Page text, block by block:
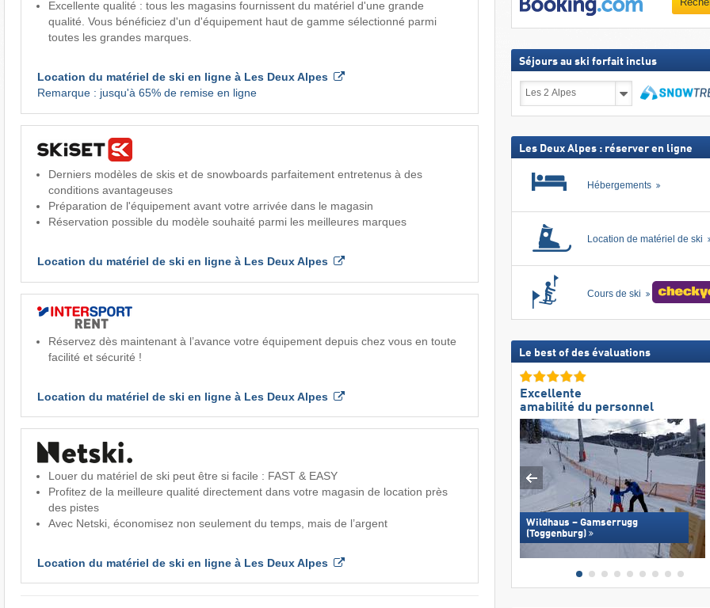
Excellente qualité : tous les magasins fournissent du matériel d'une grande
qualité. Vous bénéficiez d'un d'équipement haut de gamme sélectionné parmi
toutes les grandes marques.
Location du matériel de ski en ligne à Les Deux Alpes
Remarque : jusqu'à 65% de remise en ligne
Derniers modèles de skis et de snowboards parfaitement entretenus à des
conditions avantageuses
Préparation de l'équipement avant votre arrivée dans le magasin
Réservation possible du modèle souhaité parmi les meilleures marques
Location du matériel de ski en ligne à Les Deux Alpes
Réservez dès maintenant à l’avance votre équipement depuis chez vous en toute
facilité et sécurité !
Location du matériel de ski en ligne à Les Deux Alpes
Louer du matériel de ski peut être si facile : FAST & EASY
Profitez de la meilleure qualité directement dans votre magasin de location près
des pistes
Avec Netski, économisez non seulement du temps, mais de l’argent
Location du matériel de ski en ligne à Les Deux Alpes
Séjours au ski forfait inclus
au
Les Deux Alpes : réserver en ligne
Hébergements
Location de matériel de ski
Cours de ski
Le best of des évaluations
Excellente
amabilité du personnel
Wildhaus – Gamserrugg
(Toggenburg)